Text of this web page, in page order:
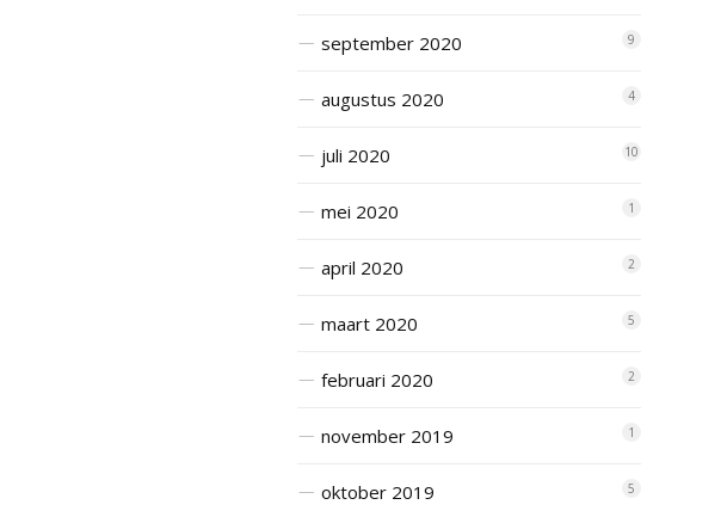
september 2020 9
augustus 2020 4
juli 2020 10
mei 2020 1
april 2020 2
maart 2020 5
februari 2020 2
november 2019 1
oktober 2019 5